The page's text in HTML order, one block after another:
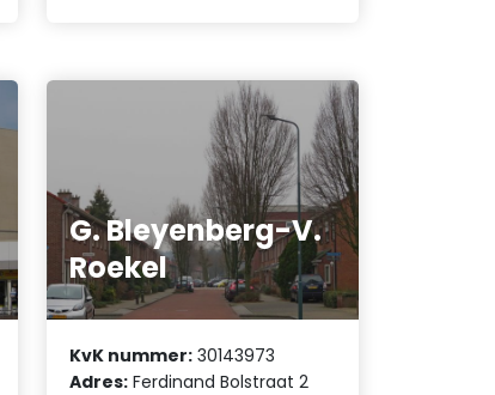
G. Bleyenberg-V.
Roekel
KvK nummer: 30143973
Adres: Ferdinand Bolstraat 2